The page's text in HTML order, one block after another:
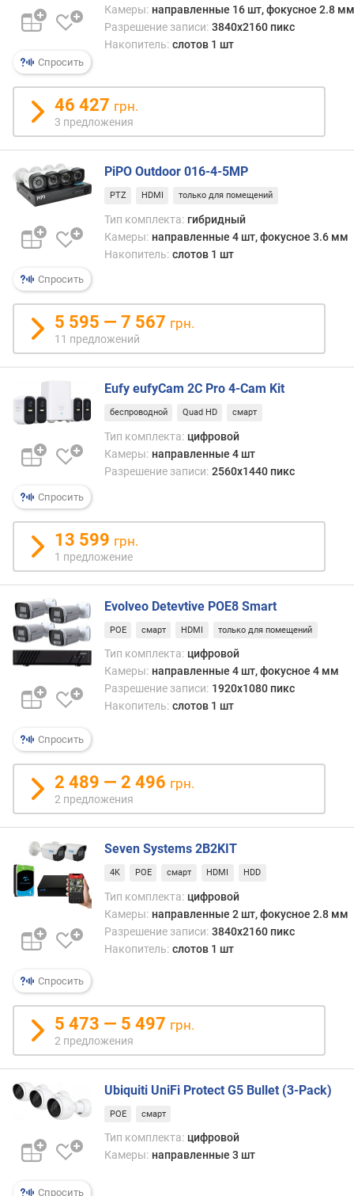
е
в
м
о
т
з
ы
в
м
о
д
т
о
б
а
л
е
и
я
п
л
и
ч
е
т
в
п
р
е
д
л
о
ж
е
н
и
и
д
е
о
к
а
а
л
в
(
т
Спросить
Камеры: направленные 16 шт, фокусное 2.8 мм
Разрешение записи: 3840x2160 пикс
Накопитель: слотов 1 шт
46 427 грн.
3 предложения
Спросить
PiPO Outdoor 016-4-5MP
PTZ HDMI только для помещений
Тип комплекта: гибридный
Камеры: направленные 4 шт, фокусное 3.6 мм
Накопитель: слотов 1 шт
5 595 — 7 567 грн.
11 предложений
Спросить
Eufy eufyCam 2C Pro 4-Cam Kit
беспроводной Quad HD смарт
Тип комплекта: цифровой
Камеры: направленные 4 шт
Разрешение записи: 2560x1440 пикс
13 599 грн.
1 предложение
Спросить
Evolveo Detevtive POE8 Smart
POE смарт HDMI только для помещений
Тип комплекта: цифровой
Камеры: направленные 4 шт, фокусное 4 мм
Разрешение записи: 1920x1080 пикс
Накопитель: слотов 1 шт
2 489 — 2 496 грн.
2 предложения
Спросить
Seven Systems 2B2KIT
4K POE смарт HDMI HDD
Тип комплекта: цифровой
Камеры: направленные 2 шт, фокусное 2.8 мм
Разрешение записи: 3840x2160 пикс
Накопитель: слотов 1 шт
5 473 — 5 497 грн.
2 предложения
Спросить
Ubiquiti UniFi Protect G5 Bullet (3-Pack)
POE смарт
Тип комплекта: цифровой
Камеры: направленные 3 шт